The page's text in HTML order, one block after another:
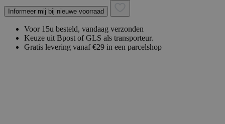
Informeer mij bij nieuwe voorraad
Voor 15u besteld, vandaag verzonden
Keuze uit Bpost of GLS als transporteur.
Gratis levering vanaf €29 in een parcelshop